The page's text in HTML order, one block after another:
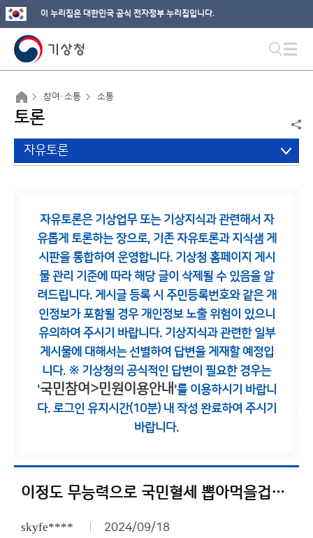
이 누리집은 대한민국 공식 전자정부 누리집입니다.
참여·소통 소통
토론
자유토론
자유토론은 기상업무 또는 기상지식과 관련해서 자
유롭게 토론하는 장으로, 기존 자유토론과 지식샘 게
시판을 통합하여 운영합니다. 기상청 홈페이지 게시
물 관리 기준에 따라 해당 글이 삭제될 수 있음을 알
려드립니다. 게시글 등록 시 주민등록번호와 같은 개
인정보가 포함될 경우 개인정보 노출 위험이 있으니
유의하여 주시기 바랍니다. 기상지식과 관련한 일부
게시물에 대해서는 선별하여 답변을 게재할 예정입
니다. ※ 기상청의 공식적인 답변이 필요한 경우는
'국민참여>민원이용안내 '를 이용하시기 바랍니
다. 로그인 유지시간(10분) 내 작성 완료하여 주시기
바랍니다.
이정도 무능력으로 국민혈세 뽑아먹을겁니까?
skyfe**** 2024/09/18